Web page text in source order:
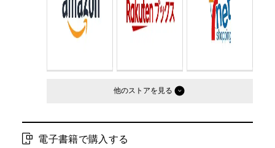
判型： 新書判
他のストア
電子書籍で購入する